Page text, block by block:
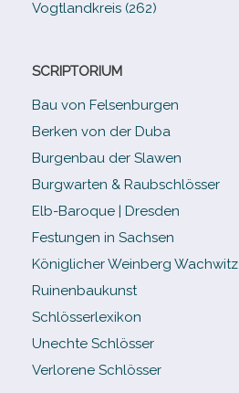
Vogtlandkreis (262)
SCRIPTORIUM
Bau von Felsenburgen
Berken von der Duba
Burgenbau der Slawen
Burgwarten & Raubschlösser
Elb-​Baroque | Dresden
Festungen in Sachsen
Königlicher Weinberg Wachwitz
Ruinenbaukunst
Schlösserlexikon
Unechte Schlösser
Verlorene Schlösser